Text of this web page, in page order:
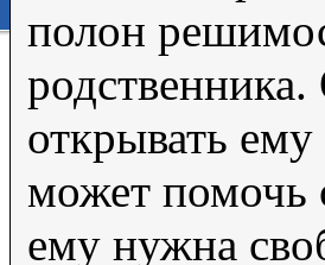
полон
родственника.
открывать
может помочь
ему нужна